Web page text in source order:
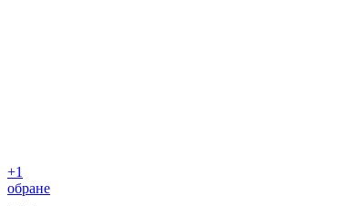
+1
обране